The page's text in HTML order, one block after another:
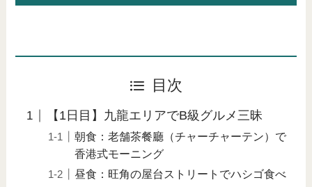
目次
【1日目】九龍エリアでB級グルメ三昧
朝食：老舗茶餐廳（チャーチャーテン）で
香港式モーニング
昼食：旺角の屋台ストリートでハシゴ食べ